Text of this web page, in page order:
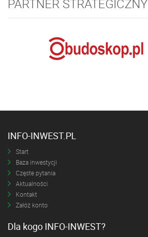
PARTNER STRATEGICZNY
INFO-INWEST.PL
Start
Baza inwestycji
Częste pytania
Aktualności
Kontakt
Załóż konto
Dla kogo INFO-INWEST?